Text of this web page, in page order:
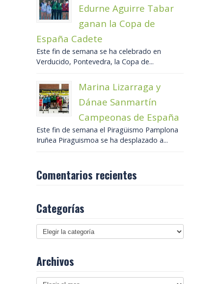
Edurne Aguirre Tabar
ganan la Copa de
España Cadete
Este fin de semana se ha celebrado en
Verducido, Pontevedra, la Copa de...
Marina Lizarraga y
Dánae Sanmartín
Campeonas de España
Este fin de semana el Piragüismo Pamplona
Iruñea Piraguismoa se ha desplazado a...
Comentarios recientes
Categorías
Archivos
Archivos